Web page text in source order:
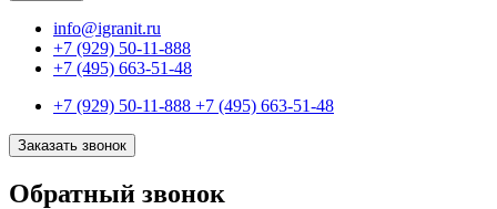
info@igranit.ru
+7 (929) 50-11-888
+7 (495) 663-51-48
+7 (929) 50-11-888 +7 (495) 663-51-48
Заказать звонок
Обратный звонок